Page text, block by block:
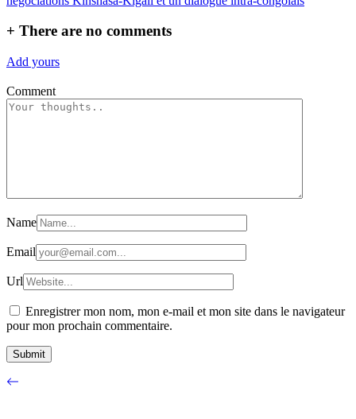
+ There are no comments
Add yours
Comment
Name
Email
Url
Enregistrer mon nom, mon e-mail et mon site dans le navigateur
pour mon prochain commentaire.